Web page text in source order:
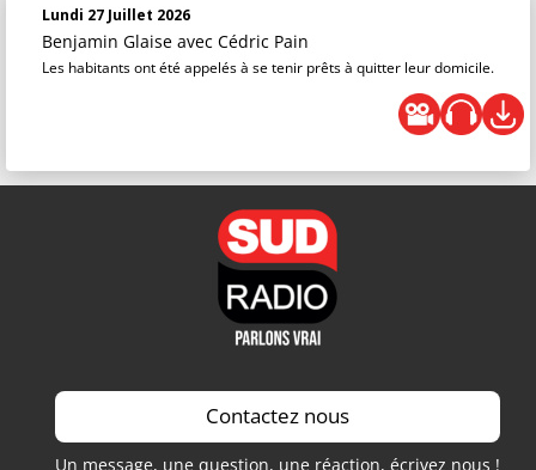
Lundi 27 Juillet 2026
Benjamin Glaise avec Cédric Pain
Les habitants ont été appelés à se tenir prêts à quitter leur domicile.
Contactez nous
Un message, une question, une réaction, écrivez nous !